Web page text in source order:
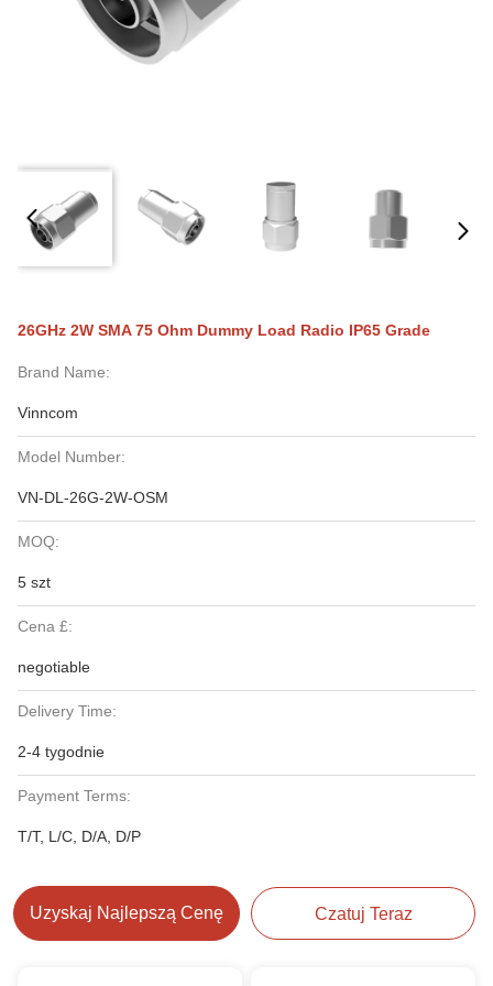
26GHz 2W SMA 75 Ohm Dummy Load Radio IP65 Grade
Brand Name:
Vinncom
Model Number:
VN-DL-26G-2W-OSM
MOQ:
5 szt
Cena £:
negotiable
Delivery Time:
2-4 tygodnie
Payment Terms:
T/T, L/C, D/A, D/P
Uzyskaj Najlepszą Cenę Czatuj Teraz